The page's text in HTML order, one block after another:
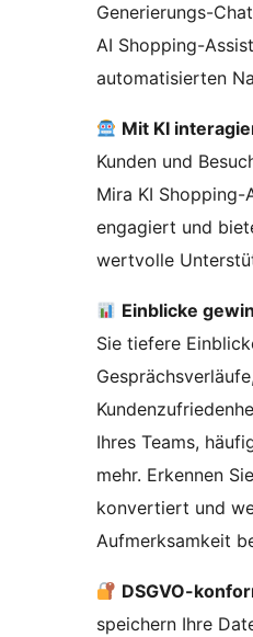
Generierungs-
AI Shopping-
automatisierten
Mit KI
Kunden und
Mira KI
engagiert und
wertvolle
Einblicke
Sie tiefere
Gesprächsverläufe,
Ihres Teams,
mehr. Erkennen
konvertiert und
Aufmerksamkeit
DSGVO-
speichern Ihre